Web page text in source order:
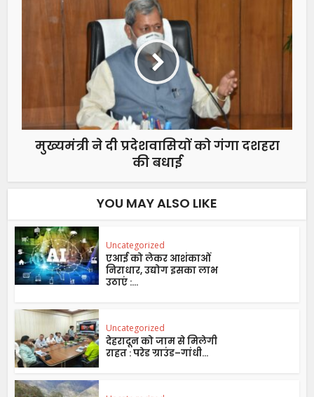
मुख्यमंत्री ने दी प्रदेशवासियों को गंगा दशहरा
की बधाई
YOU MAY ALSO LIKE
Uncategorized
एआई को लेकर आशंकाओं
निराधार, उद्योग इसका लाभ
उठाएं :...
Uncategorized
देहरादून को जाम से मिलेगी
राहत : परेड ग्राउंड–गांधी...